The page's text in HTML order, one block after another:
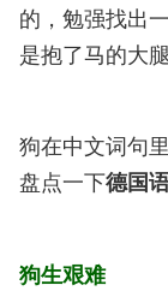
的，勉强找出
是抱了马的大
狗在中文词句
盘点一下德国
狗生艰难